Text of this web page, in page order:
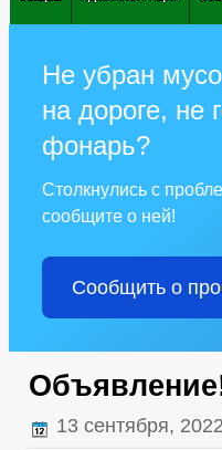
Не убран
на дороге, не
фонарь?
Столкнулись с
сообщите о ней!
Сообщить о
13 сентября, 2022